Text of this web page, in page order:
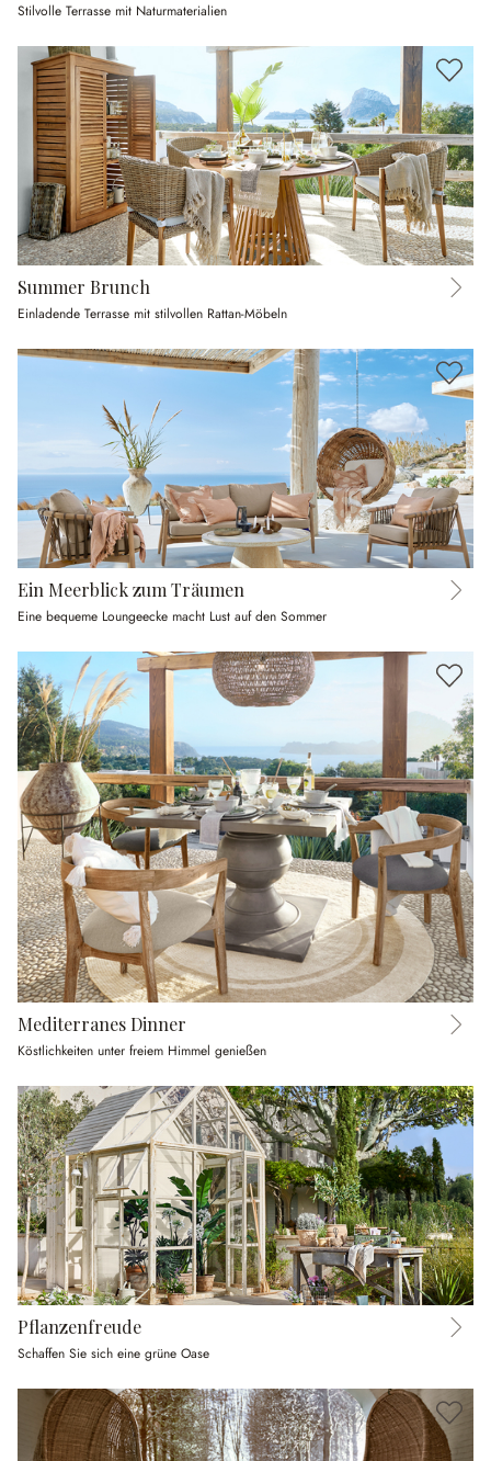
Stilvolle Terrasse mit Naturmaterialien
Summer Brunch
Einladende Terrasse mit stilvollen Rattan-Möbeln
Ein Meerblick zum Träumen
Eine bequeme Loungeecke macht Lust auf den Sommer
Mediterranes Dinner
Köstlichkeiten unter freiem Himmel genießen
Pflanzenfreude
Schaffen Sie sich eine grüne Oase